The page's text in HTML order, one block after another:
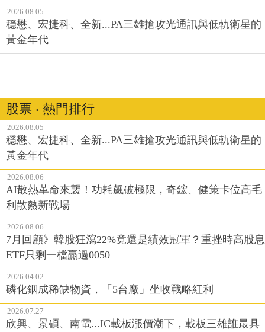
2026.08.05
穩懋、宏捷科、全新...PA三雄搶攻光通訊與低軌衛星的
黃金年代
股票 ‧ 熱門排行
2026.08.05
穩懋、宏捷科、全新...PA三雄搶攻光通訊與低軌衛星的
黃金年代
2026.08.06
AI散熱革命來襲！功耗飆破極限，奇鋐、健策卡位高毛
利散熱新戰場
2026.08.06
7月回顧》韓股狂瀉22%竟還是績效冠軍？重挫時高股息
ETF只剩一檔贏過0050
2026.04.02
磷化銦成稀缺物資，「5台廠」坐收戰略紅利
2026.07.27
欣興、景碩、南電...IC載板漲價潮下，載板三雄誰最具